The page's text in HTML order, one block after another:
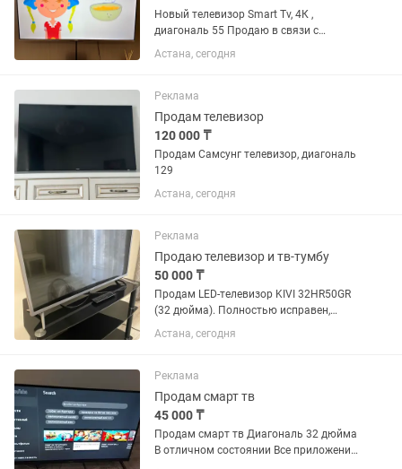
Новый телевизор Smart Tv, 4К ,
диагональ 55 Продаю в связи с
переездом Покупала за 220.000 отдам
за 180.000
Астана, сегодня
Реклама
Продам телевизор
120 000 ₸
Продам Самсунг телевизор, диагональ
129
Астана, сегодня
Реклама
Продаю телевизор и тв-тумбу
50 000 ₸
Продам LED-телевизор KIVI 32HR50GR
(32 дюйма). Полностью исправен,
изображение и звук без нареканий. В
комплекте оригинальный пульт. Ранее
электронного компонента), после...
Астана, сегодня
Реклама
Продам смарт тв
45 000 ₸
Продам смарт тв Диагональ 32 дюйма
В отличном состоянии Все приложения
работают Комплекте ножка и пульт